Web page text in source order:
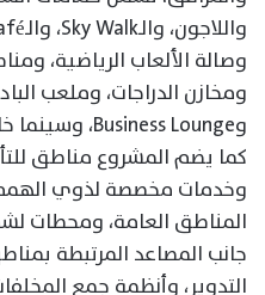
وصالة الألعاب الرياضية،
وBusiness Lounge، وسينما خارجية وقاعات للفعاليات.
كما يضم المشروع مناطق
وخدمات مخصصة لذوي
المناطق العامة، ومحطات
جانب المصاعد المرتبطة
التدوير، وأنظمة جمع